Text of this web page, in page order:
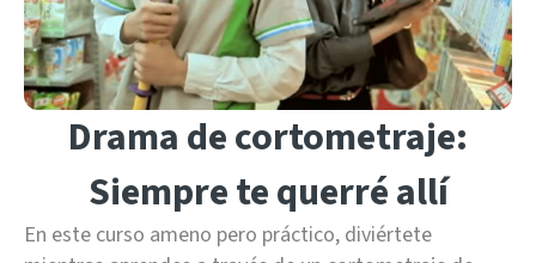
Drama de cortometraje:
Siempre te querré allí
En este curso ameno pero práctico, diviértete